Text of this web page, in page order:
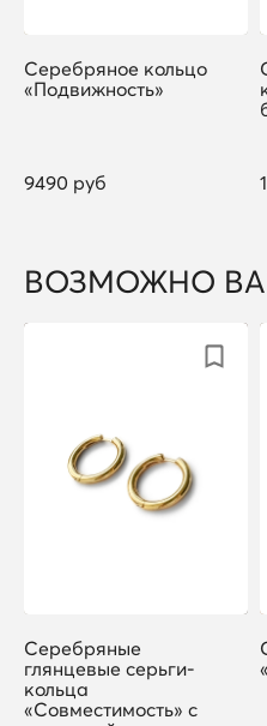
Серебряное кольцо
«Подвижность»
9490 руб
ВОЗМОЖНО
Серебряные
глянцевые серьги-
кольца
«Совместимость» с